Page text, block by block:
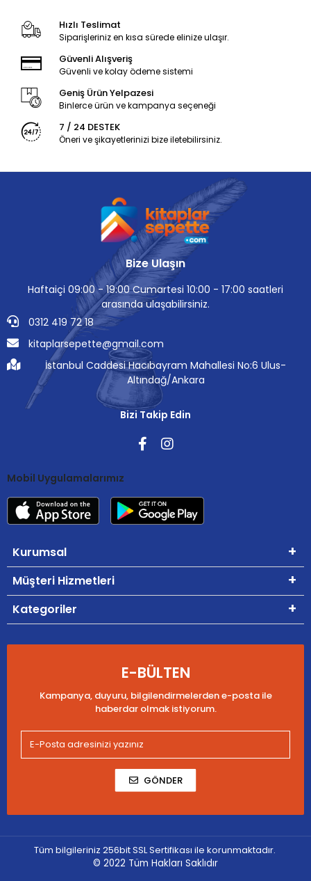
Hızlı Teslimat
Siparişleriniz en kısa sürede elinize ulaşır.
Güvenli Alışveriş
Güvenli ve kolay ödeme sistemi
Geniş Ürün Yelpazesi
Binlerce ürün ve kampanya seçeneği
7 / 24 DESTEK
Öneri ve şikayetlerinizi bize iletebilirsiniz.
Bize Ulaşın
Haftaiçi 09:00 - 19:00 Cumartesi 10:00 - 17:00 saatleri
arasında ulaşabilirsiniz.
0312 419 72 18
kitaplarsepette@gmail.com
İstanbul Caddesi Hacıbayram Mahallesi No:6 Ulus-
Altındağ/Ankara
Bizi Takip Edin
Mobil Uygulamalarımız
Kurumsal
Müşteri Hizmetleri
Kategoriler
E-BÜLTEN
Kampanya, duyuru, bilgilendirmelerden e-posta ile
haberdar olmak istiyorum.
GÖNDER
Tüm bilgileriniz 256bit SSL Sertifikası ile korunmaktadır.
© 2022 Tüm Hakları Saklıdır